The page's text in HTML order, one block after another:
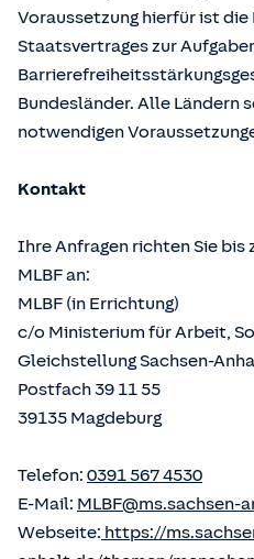
Voraussetzung hierfür ist
Staatsvertrages zur
Bundesländer. Alle Ländern
notwendigen
Kontakt
Ihre Anfragen richten Sie
MLBF an:
MLBF (in Errichtung)
c/o Ministerium für Arbeit,
Gleichstellung Sachsen-
Postfach 39 11 55
39135 Magdeburg
Telefon: 0391 567 4530
E-Mail: MLBF@ms.sachsen-
Webseite: https://